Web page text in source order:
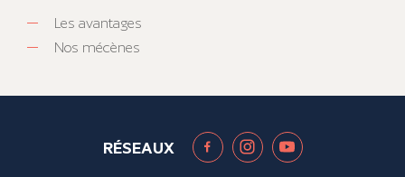
Les avantages
Nos mécènes
RÉSEAUX